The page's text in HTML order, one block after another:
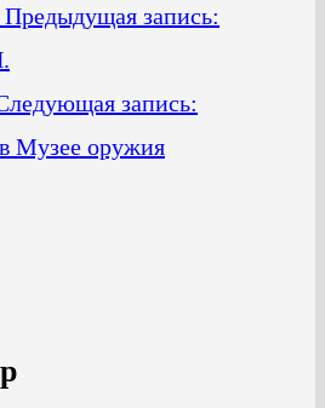
Предыдущая запись:
запись:
Музее оружия